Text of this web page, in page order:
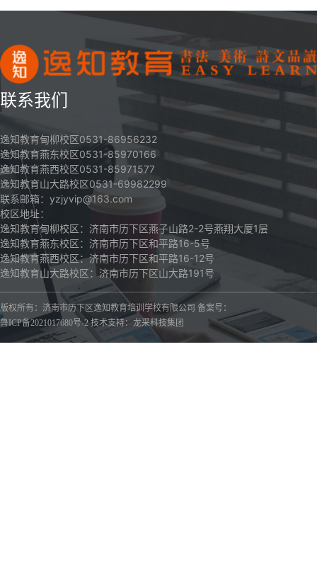
联系我们
逸知教育甸柳校区0531-86956232
逸知教育燕东校区0531-85970166
逸知教育燕西校区0531-85971577
逸知教育山大路校区0531-69982299
联系邮箱：yzjyvip@163.com
校区地址：
逸知教育甸柳校区：济南市历下区燕子山路2-2号燕翔大厦1层
逸知教育燕东校区：济南市历下区和平路16-5号
逸知教育燕西校区：济南市历下区和平路16-12号
逸知教育山大路校区：济南市历下区山大路191号
版权所有：济南市历下区逸知教育培训学校有限公司 备案号：
鲁ICP备2021017680号-2技术支持： 龙采科技集团